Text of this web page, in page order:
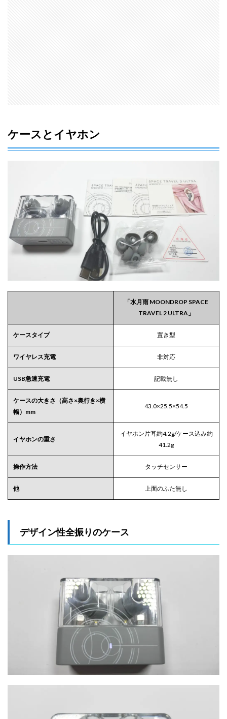
ケースとイヤホン
「水月雨 MOONDROP SPACE
TRAVEL 2 ULTRA」
ケースタイプ 置き型
ワイヤレス充電 非対応
USB急速充電 記載無し
ケースの大きさ（高さ×奥行き×横
幅）mm
43.0×25.5×54.5
イヤホンの重さ
イヤホン片耳約4.2g/ケース込み約
41.2g
操作方法 タッチセンサー
他 上面のふた無し
デザイン性全振りのケース